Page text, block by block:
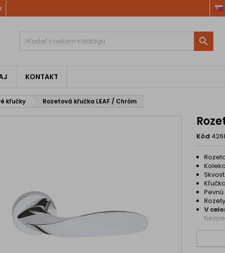

KONTAKT
kľučky Rozetová kľučka LEAF / Chróm
Kód
V